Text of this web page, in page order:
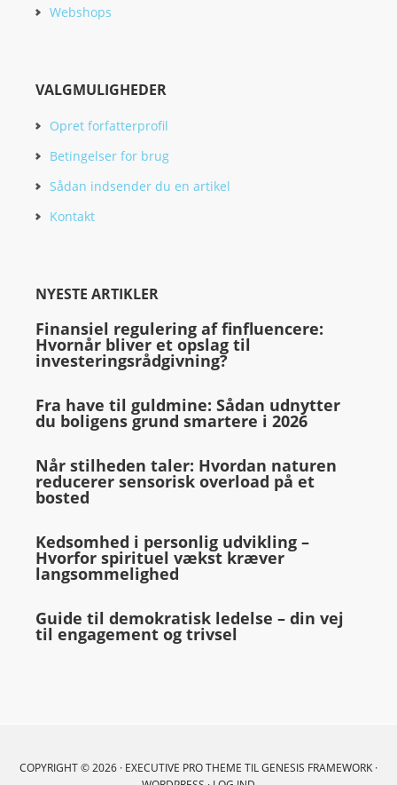
Webshops
VALGMULIGHEDER
Opret forfatterprofil
Betingelser for brug
Sådan indsender du en artikel
Kontakt
NYESTE ARTIKLER
Finansiel regulering af finfluencere:
Hvornår bliver et opslag til
investeringsrådgivning?
Fra have til guldmine: Sådan udnytter
du boligens grund smartere i 2026
Når stilheden taler: Hvordan naturen
reducerer sensorisk overload på et
bosted
Kedsomhed i personlig udvikling –
Hvorfor spirituel vækst kræver
langsommelighed
Guide til demokratisk ledelse – din vej
til engagement og trivsel
COPYRIGHT © 2026 · EXECUTIVE PRO THEME TILGENESIS FRAMEWORK ·